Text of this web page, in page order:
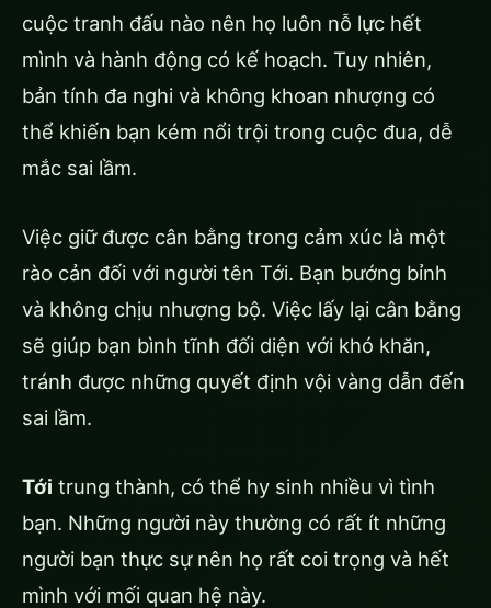
cuộc tranh đấu nào nên họ luôn nỗ lực hết
mình và hành động có kế hoạch. Tuy nhiên,
bản tính đa nghi và không khoan nhượng có
thể khiến bạn kém nổi trội trong cuộc đua, dễ
mắc sai lầm.
Việc giữ được cân bằng trong cảm xúc là một
rào cản đối với người tên Tới. Bạn bướng bỉnh
và không chịu nhượng bộ. Việc lấy lại cân bằng
sẽ giúp bạn bình tĩnh đối diện với khó khăn,
tránh được những quyết định vội vàng dẫn đến
sai lầm.
Tới trung thành, có thể hy sinh nhiều vì tình
bạn. Những người này thường có rất ít những
người bạn thực sự nên họ rất coi trọng và hết
mình với mối quan hệ này.